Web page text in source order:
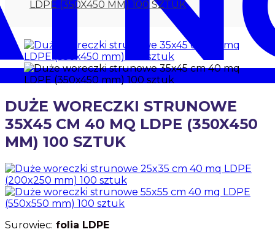
LDPE (350X450 MM) 100 SZTUK
DUŻE WORECZKI STRUNOWE
35X45 CM 40 MQ LDPE (350X450
MM) 100 SZTUK
Surowiec: folia LDPE